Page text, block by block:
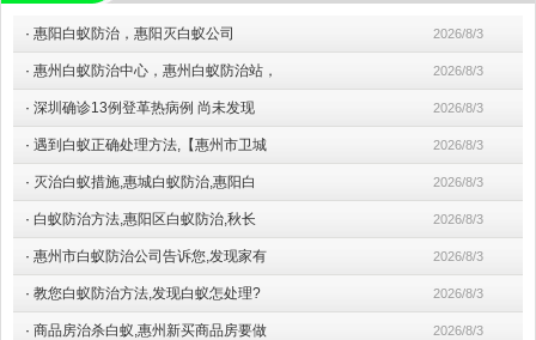
· 惠阳白蚁防治，惠阳灭白蚁公司 2026/8/3
· 惠州白蚁防治中心，惠州白蚁防治站， 2026/8/3
· 深圳确诊13例登革热病例 尚未发现 2026/8/3
· 遇到白蚁正确处理方法,【惠州市卫城 2026/8/3
· 灭治白蚁措施,惠城白蚁防治,惠阳白 2026/8/3
· 白蚁防治方法,惠阳区白蚁防治,秋长 2026/8/3
· 惠州市白蚁防治公司告诉您,发现家有 2026/8/3
· 教您白蚁防治方法,发现白蚁怎处理? 2026/8/3
· 商品房治杀白蚁,惠州新买商品房要做 2026/8/3